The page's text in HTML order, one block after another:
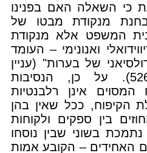
כי השאלה האם בפנינו
מנקודת מבטו של
המשפט אלא מנקודת
ואנונימי – העומד
של בערות" (עניין
קסטנבאום, בעמ' 526). על כן, הנסיבות
אינן רלבנטיות
הקיפוח, ככל שאין בהן
בין ספקים ולקוחות
בשוני שבין נוסחו
החוזים האחידים – הקובע אמות